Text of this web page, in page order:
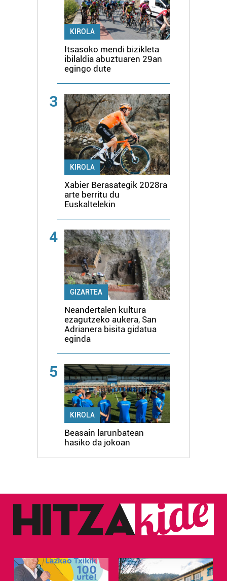
KIROLA
Itsasoko mendi bizikleta
ibilaldia abuztuaren 29an
egingo dute
3
KIROLA
Xabier Berasategik 2028ra
arte berritu du
Euskaltelekin
4
GIZARTEA
Neandertalen kultura
ezagutzeko aukera, San
Adrianera bisita gidatua
eginda
5
KIROLA
Beasain larunbatean
hasiko da jokoan